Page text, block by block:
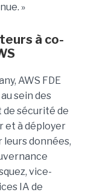
»
à co-
AWS FDE
sein des
de sécurité de
et à déployer
données,
vice-
IA de